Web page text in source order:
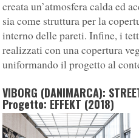
creata un’atmosfera calda ed
sia come struttura per la
interno delle pareti. Infine, i
realizzati con una copertura
uniformando il progetto al
VIBORG (DANIMARCA):
Progetto: EFFEKT (2018)